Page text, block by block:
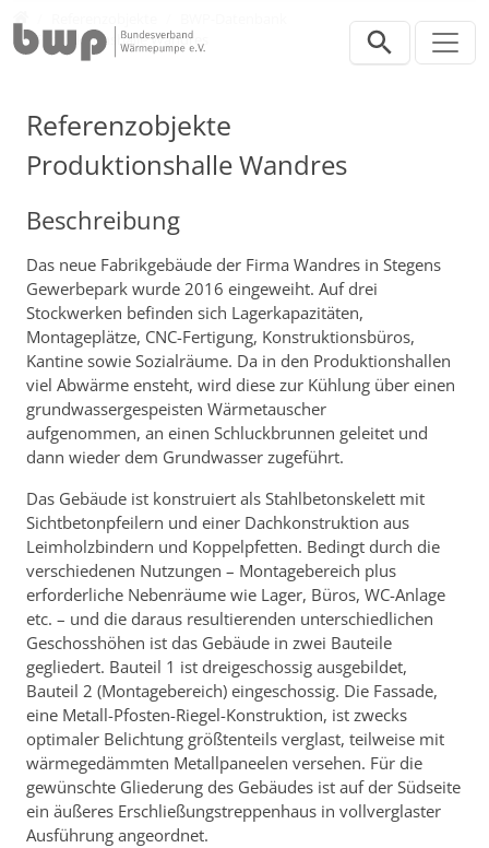
Produktionshalle Wandres
Referenzobjekte
Produktionshalle Wandres
Beschreibung
Das neue Fabrikgebäude der Firma Wandres in Stegens
Gewerbepark wurde 2016 eingeweiht. Auf drei
Stockwerken befinden sich Lagerkapazitäten,
Montageplätze, CNC-Fertigung, Konstruktionsbüros,
Kantine sowie Sozialräume. Da in den Produktionshallen
viel Abwärme ensteht, wird diese zur Kühlung über einen
grundwassergespeisten Wärmetauscher
aufgenommen, an einen Schluckbrunnen geleitet und
dann wieder dem Grundwasser zugeführt.
Das Gebäude ist konstruiert als Stahlbetonskelett mit
Sichtbetonpfeilern und einer Dachkonstruktion aus
Leimholzbindern und Koppelpfetten. Bedingt durch die
verschiedenen Nutzungen – Montagebereich plus
erforderliche Nebenräume wie Lager, Büros, WC-Anlage
etc. – und die daraus resultierenden unterschiedlichen
Geschosshöhen ist das Gebäude in zwei Bauteile
gegliedert. Bauteil 1 ist dreigeschossig ausgebildet,
Bauteil 2 (Montagebereich) eingeschossig. Die Fassade,
eine Metall-Pfosten-Riegel-Konstruktion, ist zwecks
optimaler Belichtung größtenteils verglast, teilweise mit
wärmegedämmten Metallpaneelen versehen. Für die
gewünschte Gliederung des Gebäudes ist auf der Südseite
ein äußeres Erschließungstreppenhaus in vollverglaster
Ausführung angeordnet.